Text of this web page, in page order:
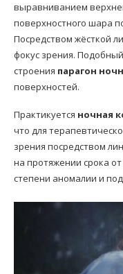
выравниванием
поверхностного шара
Посредством жёсткой
фокус зрения.
строения парагон
поверхностей.
Практикуется ночная
что для
зрения посредством
на протяжении срока
степени аномалии и